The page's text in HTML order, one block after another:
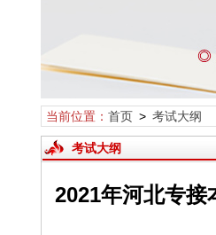
当前位置： 首页> 考试大纲
考试大纲
2021年河北专